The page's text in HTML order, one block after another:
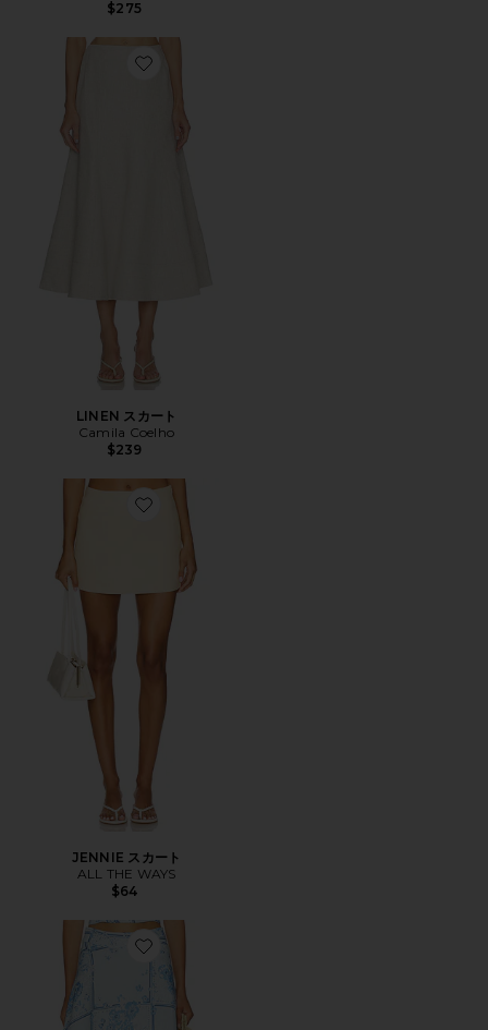
$275
Favorite LINEN スカート
LINEN スカート
Camila Coelho
$239
Favorite JENNIE スカート
JENNIE スカート
ALL THE WAYS
$64
Favorite THE THERE FOR YOU スカート